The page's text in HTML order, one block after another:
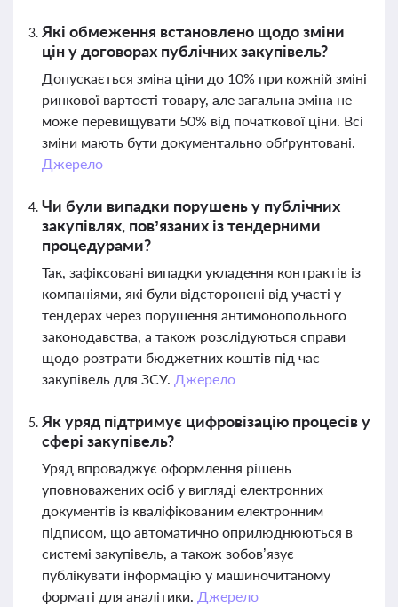
Які обмеження встановлено щодо зміни
цін у договорах публічних закупівель?
Допускається зміна ціни до 10% при кожній зміні
ринкової вартості товару, але загальна зміна не
може перевищувати 50% від початкової ціни. Всі
зміни мають бути документально обґрунтовані.
Джерело
Чи були випадки порушень у публічних
закупівлях, пов’язаних із тендерними
процедурами?
Так, зафіксовані випадки укладення контрактів із
компаніями, які були відсторонені від участі у
тендерах через порушення антимонопольного
законодавства, а також розслідуються справи
щодо розтрати бюджетних коштів під час
закупівель для ЗСУ. Джерело
Як уряд підтримує цифровізацію процесів у
сфері закупівель?
Уряд впроваджує оформлення рішень
уповноважених осіб у вигляді електронних
документів із кваліфікованим електронним
підписом, що автоматично оприлюднюються в
системі закупівель, а також зобов’язує
публікувати інформацію у машиночитаному
форматі для аналітики. Джерело